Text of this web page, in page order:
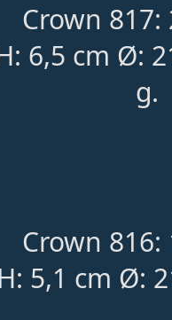
Crown 817:
6,5 cm Ø:
g.
Crown 816:
5,1 cm Ø: